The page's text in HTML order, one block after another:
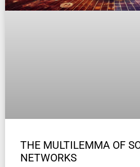
THE MULTILEMMA OF
NETWORKS